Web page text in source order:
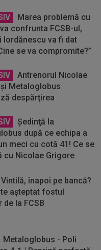
Marea problemă cu
confrunta FCSB-ul,
Iordănescu va fi dat
se va compromite?”
Antrenorul Nicolae
Metaloglobus
despărţirea
Şedinţă la
după ce echipa a
meci cu cotă 41! Ce se
cu Nicolae Grigore
înapoi pe bancă?
așteptat fostul
de la FCSB
Metaloglobus - Poli